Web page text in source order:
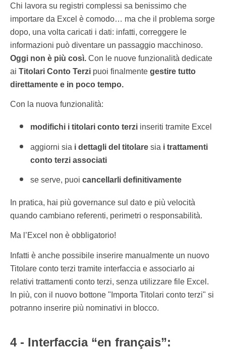
Chi lavora su registri complessi sa benissimo che
importare da Excel è comodo… ma che il problema sorge
dopo, una volta caricati i dati: infatti, correggere le
informazioni può diventare un passaggio macchinoso.
Oggi non è più così. Con le nuove funzionalità dedicate
ai Titolari Conto Terzi puoi finalmente gestire tutto
direttamente e in poco tempo.
Con la nuova funzionalità:
modifichi i titolari conto terzi inseriti tramite Excel
aggiorni sia i dettagli del titolare sia i trattamenti
conto terzi associati
se serve, puoi cancellarli definitivamente
In pratica, hai più governance sul dato e più velocità
quando cambiano referenti, perimetri o responsabilità.
Ma l’Excel non è obbligatorio!
Infatti è anche possibile inserire manualmente un nuovo
Titolare conto terzi tramite interfaccia e associarlo ai
relativi trattamenti conto terzi, senza utilizzare file Excel.
In più, con il nuovo bottone "Importa Titolari conto terzi" si
potranno inserire più nominativi in blocco.
4 - Interfaccia “en français”: